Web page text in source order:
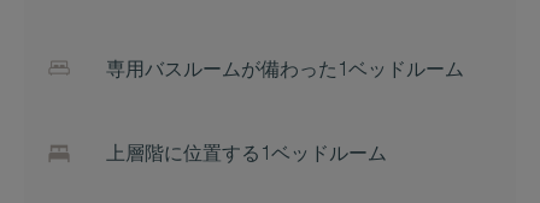
専用バスルームが備わった1ベッドルーム
上層階に位置する1ベッドルーム